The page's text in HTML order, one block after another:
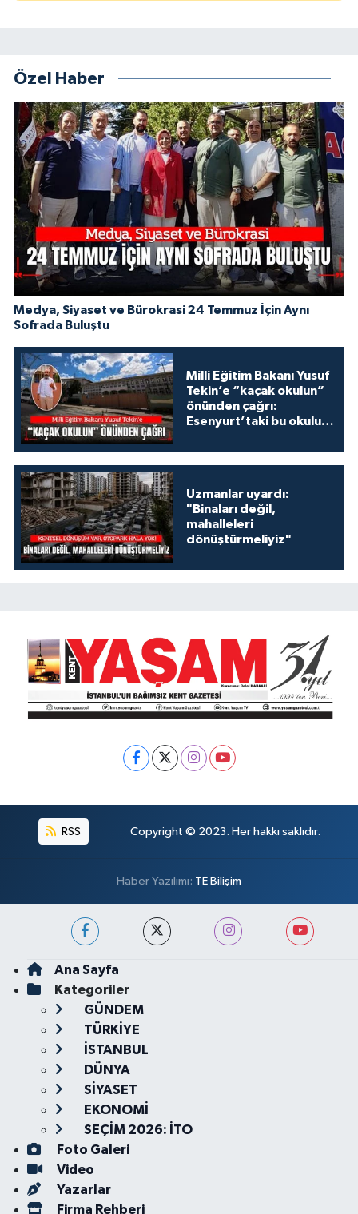
Özel Haber
Medya, Siyaset ve Bürokrasi 24 Temmuz İçin Aynı
Sofrada Buluştu
Milli Eğitim Bakanı Yusuf
Tekin’e “kaçak okulun”
önünden çağrı:
Esenyurt’taki bu okulu
Uzmanlar uyardı:
"Binaları değil,
mahalleleri
dönüştürmeliyiz"
RSS Copyright © 2023. Her hakkı saklıdır.
Haber Yazılımı: TE Bilişim
Ana Sayfa
Kategoriler
GÜNDEM
TÜRKİYE
İSTANBUL
DÜNYA
SİYASET
EKONOMİ
SEÇİM 2026: İTO
Foto Galeri
Video
Yazarlar
Firma Rehberi